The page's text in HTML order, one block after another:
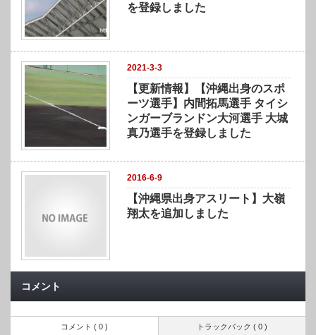
を登録しました
2021-3-3
【更新情報】【沖縄出身のスポ
ーツ選手】内間拓馬選手 タイシ
ンガーブランドン大河選手 大城
真乃選手を登録しました
2016-6-9
【沖縄県出身アスリート】大嶺
翔太を追加しました
コメント
トラックバック ( 0 )
コメント ( 0 )